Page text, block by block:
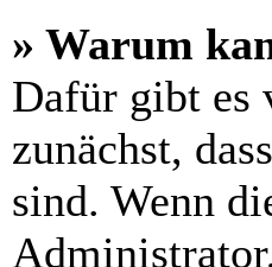
» Warum
Dafür gibt es
zunächst,
sind. Wenn